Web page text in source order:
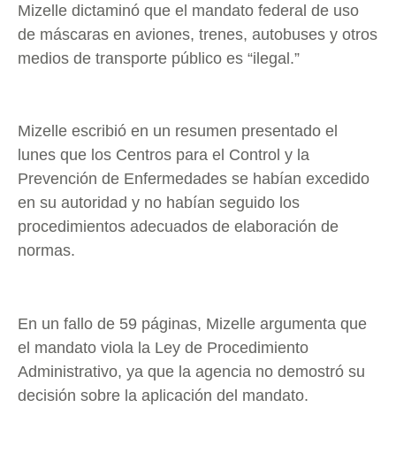
Mizelle dictaminó que el mandato federal de uso
de máscaras en aviones, trenes, autobuses y otros
medios de transporte público es “ilegal.”
Mizelle escribió en un resumen presentado el
lunes que los Centros para el Control y la
Prevención de Enfermedades se habían excedido
en su autoridad y no habían seguido los
procedimientos adecuados de elaboración de
normas.
En un fallo de 59 páginas, Mizelle argumenta que
el mandato viola la Ley de Procedimiento
Administrativo, ya que la agencia no demostró su
decisión sobre la aplicación del mandato.